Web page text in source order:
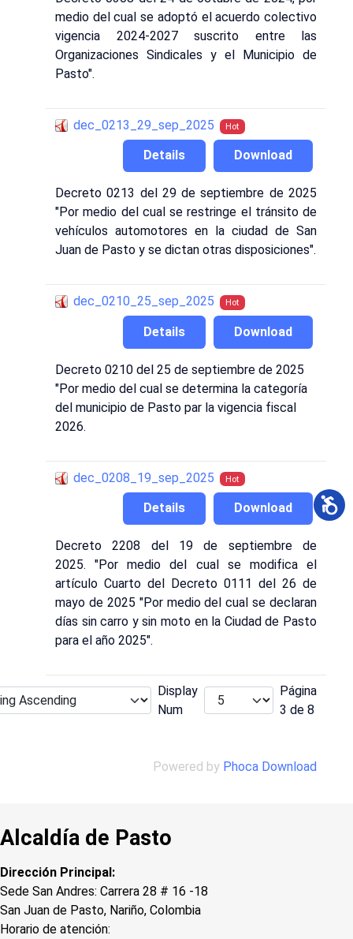
medio del cual se adoptó el acuerdo colectivo
vigencia 2024-2027 suscrito entre las
Organizaciones Sindicales y el Municipio de
Pasto".
dec_0213_29_sep_2025 Hot
Download
Details
Decreto 0213 del 29 de septiembre de 2025
"Por medio del cual se restringe el tránsito de
vehículos automotores en la ciudad de San
Juan de Pasto y se dictan otras disposiciones".
dec_0210_25_sep_2025 Hot
Download
Details
Decreto 0210 del 25 de septiembre de 2025
"Por medio del cual se determina la categoría
del municipio de Pasto par la vigencia fiscal
2026.
dec_0208_19_sep_2025 Hot
Download
Details
Decreto 2208 del 19 de septiembre de
2025. "Por medio del cual se modifica el
artículo Cuarto del Decreto 0111 del 26 de
mayo de 2025 "Por medio del cual se declaran
días sin carro y sin moto en la Ciudad de Pasto
para el año 2025".
Display
Num
Página
3 de 8
Powered by Phoca Download
Alcaldía de Pasto
Dirección Principal:
Sede San Andres: Carrera 28 # 16 -18
San Juan de Pasto, Nariño, Colombia
Horario de atención: